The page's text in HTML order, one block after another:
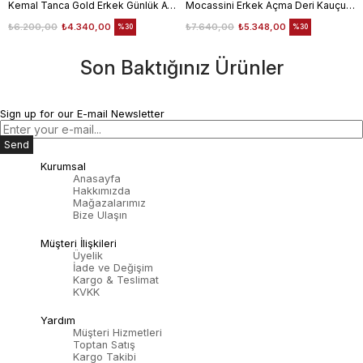
Kemal Tanca Gold Erkek Günlük Ayakkabı 6612-152
₺4.340,00
₺6.200,00 %30
Mocassini Erkek Açma Deri Kauçuk Taban Bordo Günlük Ayakkabı
₺5.348,00
₺7.640,00 %30
Son Baktığınız Ürünler
Sign up for our E-mail Newsletter
Send
Kurumsal
Anasayfa
Hakkımızda
Mağazalarımız
Bize Ulaşın
Müşteri İlişkileri
Üyelik
İade ve Değişim
Kargo & Teslimat
KVKK
Yardım
Müşteri Hizmetleri
Toptan Satış
Kargo Takibi